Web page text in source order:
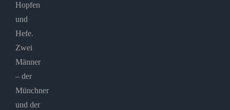
Hopfen
und
Hefe.
Zwei
Männer
– der
Münchner
und der